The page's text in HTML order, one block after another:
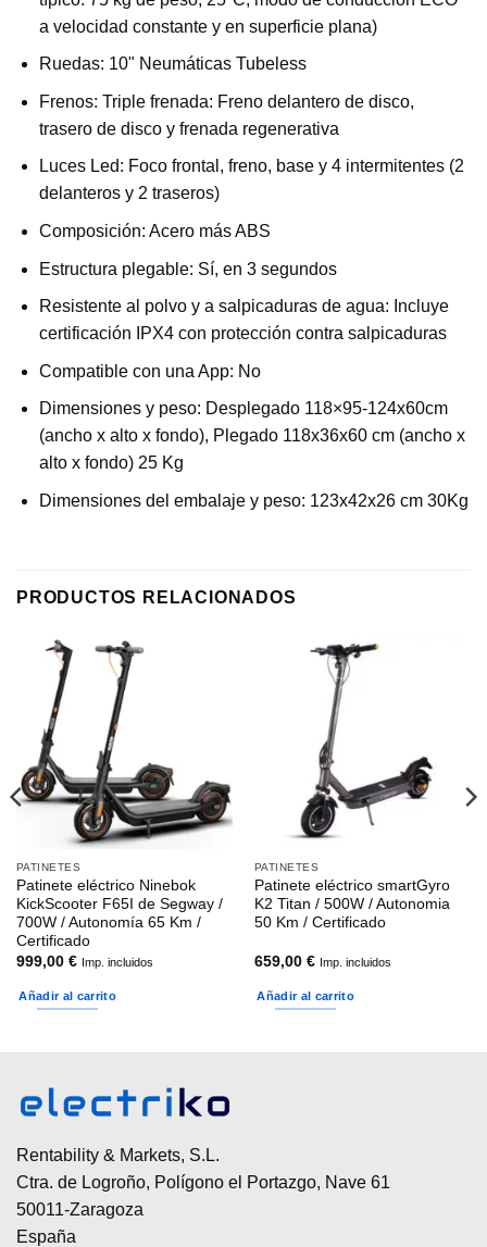
a velocidad constante y en superficie plana)
Ruedas: 10" Neumáticas Tubeless
Frenos: Triple frenada: Freno delantero de disco,
trasero de disco y frenada regenerativa
Luces Led: Foco frontal, freno, base y 4 intermitentes (2
delanteros y 2 traseros)
Composición: Acero más ABS
Estructura plegable: Sí, en 3 segundos
Resistente al polvo y a salpicaduras de agua: Incluye
certificación IPX4 con protección contra salpicaduras
Compatible con una App: No
Dimensiones y peso: Desplegado 118×95-124x60cm
(ancho x alto x fondo), Plegado 118x36x60 cm (ancho x
alto x fondo) 25 Kg
Dimensiones del embalaje y peso: 123x42x26 cm 30Kg
PRODUCTOS RELACIONADOS
PATINETES
Patinete eléctrico Ninebok
KickScooter F65I de Segway /
700W / Autonomía 65 Km /
Certificado
999,00 € Imp. incluidos
Añadir al carrito
PATINETES
Patinete eléctrico smartGyro
K2 Titan / 500W / Autonomia
50 Km / Certificado
659,00 € Imp. incluidos
Añadir al carrito
Rentability & Markets, S.L.
Ctra. de Logroño, Polígono el Portazgo, Nave 61
50011-Zaragoza
España